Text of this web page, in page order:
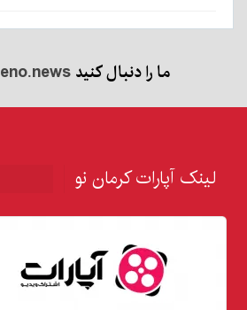
ما را دنبال کنید
لینک آپارات کرمان نو